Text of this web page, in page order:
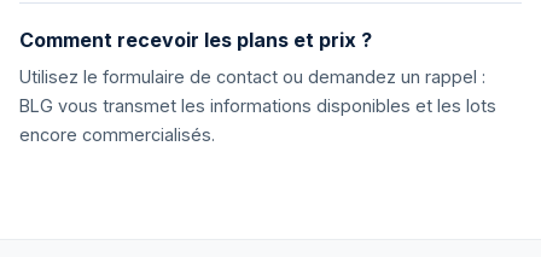
Comment recevoir les plans et prix ?
Utilisez le formulaire de contact ou demandez un rappel :
BLG vous transmet les informations disponibles et les lots
encore commercialisés.